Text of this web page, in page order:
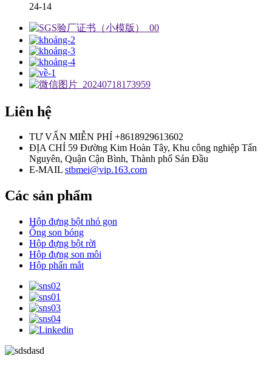
24-14
Liên hệ
TƯ VẤN MIỄN PHÍ +8618929613602
ĐỊA CHỈ 59 Đường Kim Hoàn Tây, Khu công nghiệp Tấn
Nguyên, Quận Cận Bình, Thành phố Sán Đầu
E-MAIL stbmei@vip.163.com
Các sản phẩm
Hộp đựng bột nhỏ gọn
Ống son bóng
Hộp đựng bột rời
Hộp đựng son môi
Hộp phấn mắt